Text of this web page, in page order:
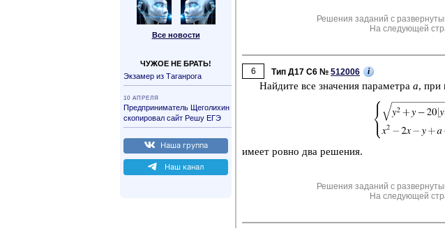
Все но­во­сти
ЧУЖОЕ НЕ БРАТЬ!
Эк­за­мер из Та­ган­ро­га
10 АП­РЕ­ЛЯ
Пред­при­ни­ма­тель Ще­го­ли­хин
ско­пи­ро­вал сайт Решу ЕГЭ
Наша груп­па
Наш канал
Решения заданий с
На следующей
6 Тип Д17 C6 № 512006 i
Най­ди­те все зна­че­ния па­ра­мет­ра a, при
имеет ровно два ре­ше­ния.
Решения заданий с
На следующей